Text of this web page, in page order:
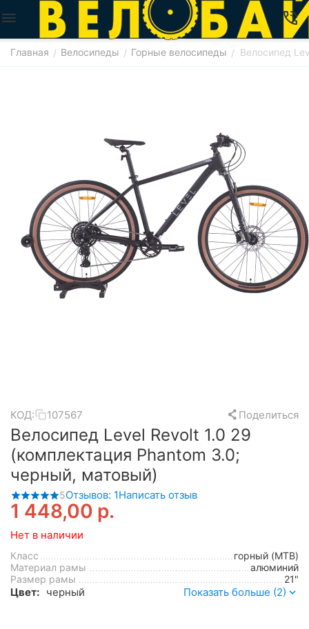
Главная / Велосипеды / Горные велосипеды / Велосипед
КОД: 107567 Поделиться
Велосипед Level Revolt 1.0 29
(комплектация Phantom 3.0;
черный, матовый)
5Отзывов: 1Написать отзыв
1 448,00 р.
Нет в наличии
Класс
горный (MTB)
Материал рамы
алюминий
Размер рамы
21"
Цвет: черный Показать больше (2)